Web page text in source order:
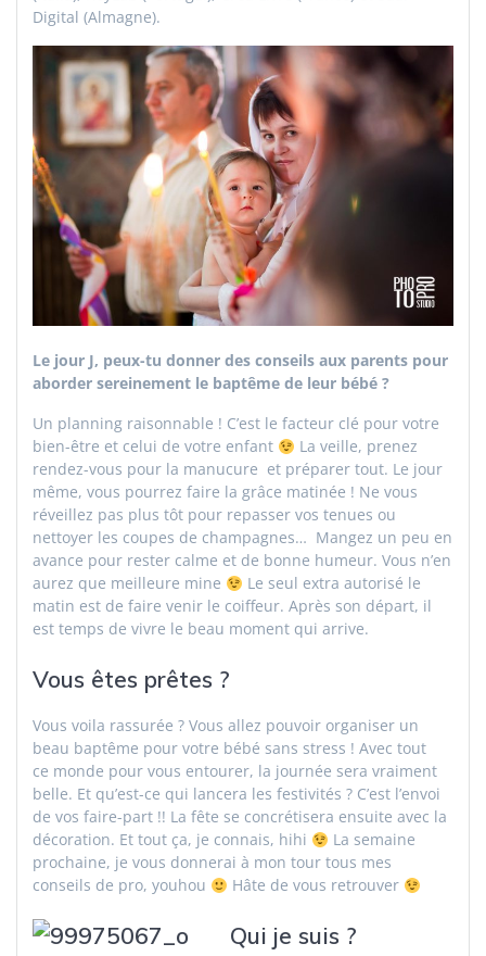
Digital (Almagne).
Le jour J, peux-tu donner des conseils aux parents pour
aborder sereinement le baptême de leur bébé ?
Un planning raisonnable ! C’est le facteur clé pour votre
bien-être et celui de votre enfant
La veille, prenez
rendez-vous pour la manucure et préparer tout. Le jour
même, vous pourrez faire la grâce matinée ! Ne vous
réveillez pas plus tôt pour repasser vos tenues ou
nettoyer les coupes de champagnes… Mangez un peu en
avance pour rester calme et de bonne humeur. Vous n’en
aurez que meilleure mine
Le seul extra autorisé le
matin est de faire venir le coiffeur. Après son départ, il
est temps de vivre le beau moment qui arrive.
Vous êtes prêtes ?
Vous voila rassurée ? Vous allez pouvoir organiser un
beau baptême pour votre bébé sans stress ! Avec tout
ce monde pour vous entourer, la journée sera vraiment
belle. Et qu’est-ce qui lancera les festivités ? C’est l’envoi
de vos faire-part !! La fête se concrétisera ensuite avec la
décoration. Et tout ça, je connais, hihi
La semaine
prochaine, je vous donnerai à mon tour tous mes
conseils de pro, youhou
Hâte de vous retrouver
Qui je suis ?